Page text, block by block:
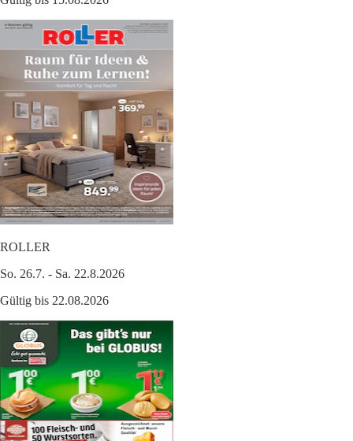
ROLLER
So. 26.7. - Sa. 22.8.2026
Gültig bis 22.08.2026